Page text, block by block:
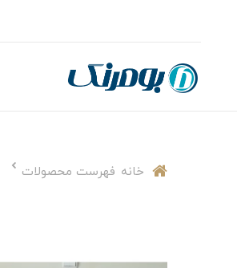
خانه فهرست محصولات